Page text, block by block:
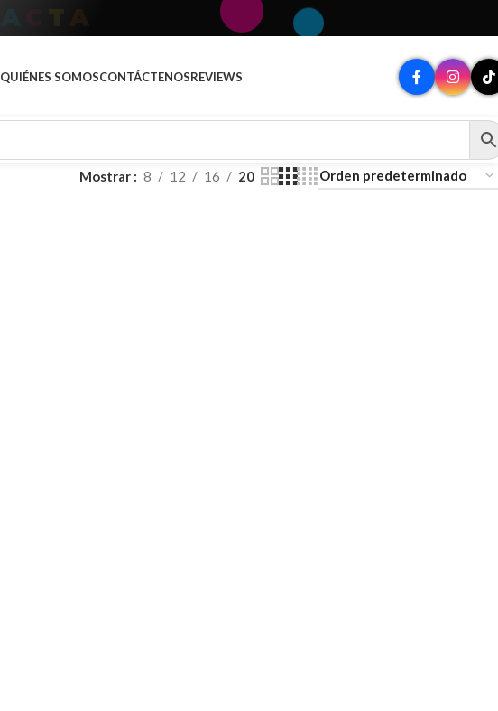
QUIÉNES SOMOSCONTÁCTENOSREVIEWS
Mostrar 8 12 16 20